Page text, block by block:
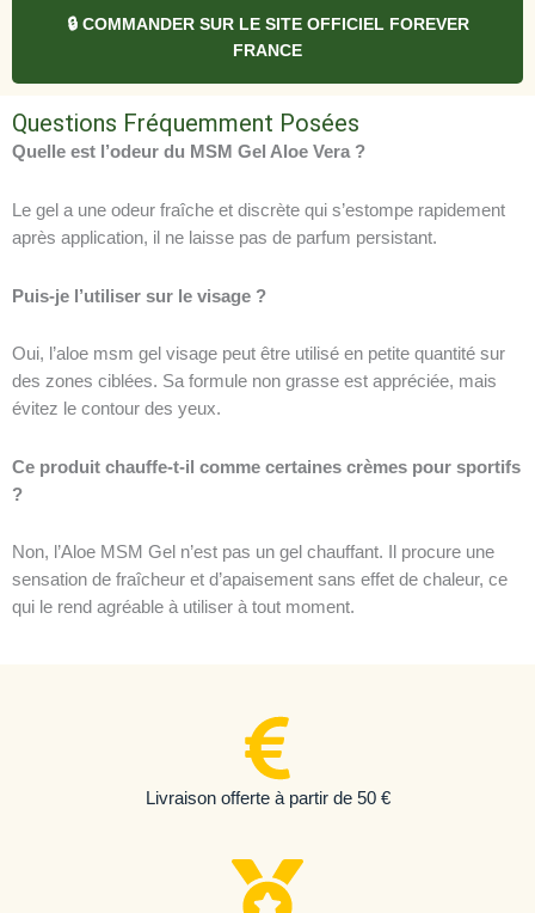
🔒 COMMANDER SUR LE SITE OFFICIEL FOREVER
FRANCE
Questions Fréquemment Posées
Quelle est l’odeur du MSM Gel Aloe Vera ?
Le gel a une odeur fraîche et discrète qui s’estompe rapidement
après application, il ne laisse pas de parfum persistant.
Puis-je l’utiliser sur le visage ?
Oui, l’aloe msm gel visage peut être utilisé en petite quantité sur
des zones ciblées. Sa formule non grasse est appréciée, mais
évitez le contour des yeux.
Ce produit chauffe-t-il comme certaines crèmes pour sportifs
?
Non, l’Aloe MSM Gel n’est pas un gel chauffant. Il procure une
sensation de fraîcheur et d’apaisement sans effet de chaleur, ce
qui le rend agréable à utiliser à tout moment.
Livraison offerte à partir de 50 €